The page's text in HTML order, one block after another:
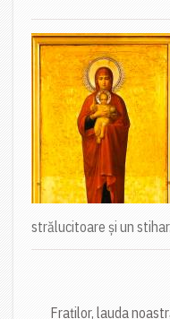
strălucitoare și un
Fraților, lauda